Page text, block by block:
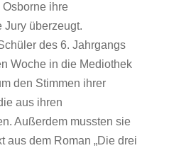
Osborne ihre
Jury überzeugt.
des 6. Jahrgangs
Woche in die Mediothek
den Stimmen ihrer
aus ihren
Außerdem mussten sie
aus dem Roman „Die drei